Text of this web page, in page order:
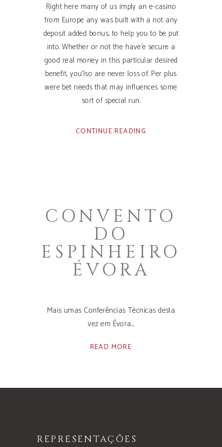
Right here many of us imply an e-casino
from Europe any was built with a not any
deposit added bonus, to help you to be put
into. Whether or not the have’e secure a
good real money in this particular desired
benefit, you’lso are never loss of. Per plus
were bet needs that may influences some
sort of special run.
CONTINUE READING
CONVENTO
DO
ESPINHEIRO
ÉVORA
Mais umas Conferências Técnicas desta
vez em Évora.
READ MORE
REPRESENTAÇÕES